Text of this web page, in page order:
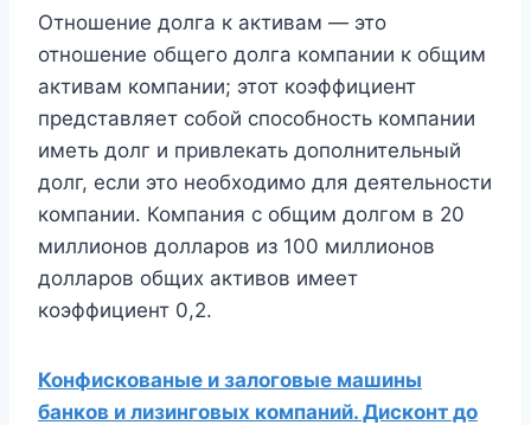
Отношение долга к активам — это
отношение общего долга компании к общим
активам компании; этот коэффициент
представляет собой способность компании
иметь долг и привлекать дополнительный
долг, если это необходимо для деятельности
компании. Компания с общим долгом в 20
миллионов долларов из 100 миллионов
долларов общих активов имеет
коэффициент 0,2.
Конфискованые и залоговые машины
банков и лизинговых компаний. Дисконт до